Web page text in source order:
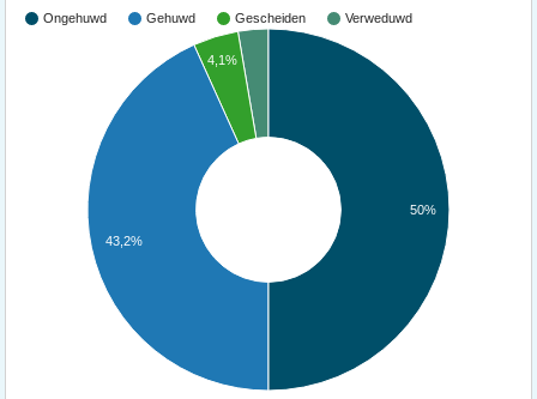
Ongehuwd Gehuwd Gescheiden Verweduwd
4,1%
43,2%
50%